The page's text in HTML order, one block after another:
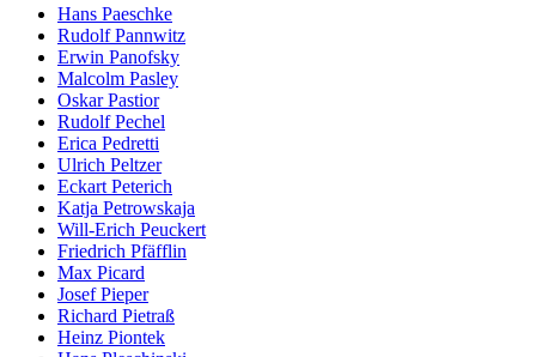
Hans Paeschke
Rudolf Pannwitz
Erwin Panofsky
Malcolm Pasley
Oskar Pastior
Rudolf Pechel
Erica Pedretti
Ulrich Peltzer
Eckart Peterich
Katja Petrowskaja
Will-Erich Peuckert
Friedrich Pfäfflin
Max Picard
Josef Pieper
Richard Pietraß
Heinz Piontek